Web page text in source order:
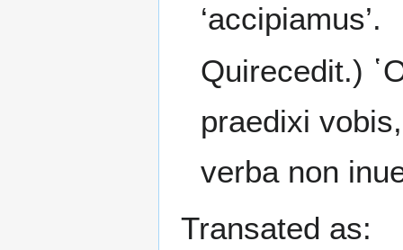
‘accipiamus’.
Quirecedit.)
praedixi
verba non
Transated as: